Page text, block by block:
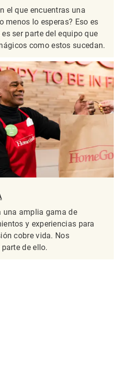
el que encuentras una
menos lo esperas? Eso es
ser parte del equipo que
como estos sucedan.
una amplia gama de
y experiencias para
cobre vida. Nos
de ello.